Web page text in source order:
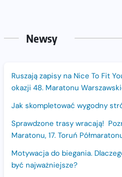
Newsy
Ruszają zapisy na Nice To Fit
okazji 48. Maratonu
Jak skompletować wygodny
Sprawdzone trasy wracają!
Maratonu, 17. Toruń
Motywacja do biegania.
być najważniejsze?